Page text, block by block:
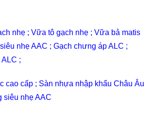
nhẹ ; Vữa tô gạch nhẹ ; Vữa bả matis
nhẹ AAC ; Gạch chưng áp ALC ;
;
cao cấp ; Sàn nhựa nhập khẩu Châu Âu
siêu nhẹ AAC